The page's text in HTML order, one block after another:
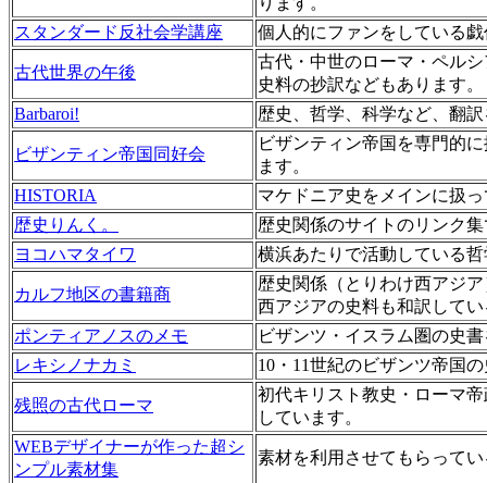
スタンダード反社会学講座
個人的にファンをしている
古代世界の午後
古代・中世のローマ・ペル
史料の抄訳などもあります。
Barbaroi!
歴史、哲学、科学など、翻
ビザンティン帝国同好会
ビザンティン帝国を専門的
ます。
HISTORIA
マケドニア史をメインに扱
歴史りんく。
歴史関係のサイトのリンク
ヨコハマタイワ
横浜あたりで活動している
カルフ地区の書籍商
歴史関係（とりわけ西アジ
西アジアの史料も和訳して
ポンティアノスのメモ
ビザンツ・イスラム圏の史
レキシノナカミ
10・11世紀のビザンツ帝国
残照の古代ローマ
初代キリスト教史・ローマ
しています。
WEBデザイナーが作った超シ
ンプル素材集
素材を利用させてもらって